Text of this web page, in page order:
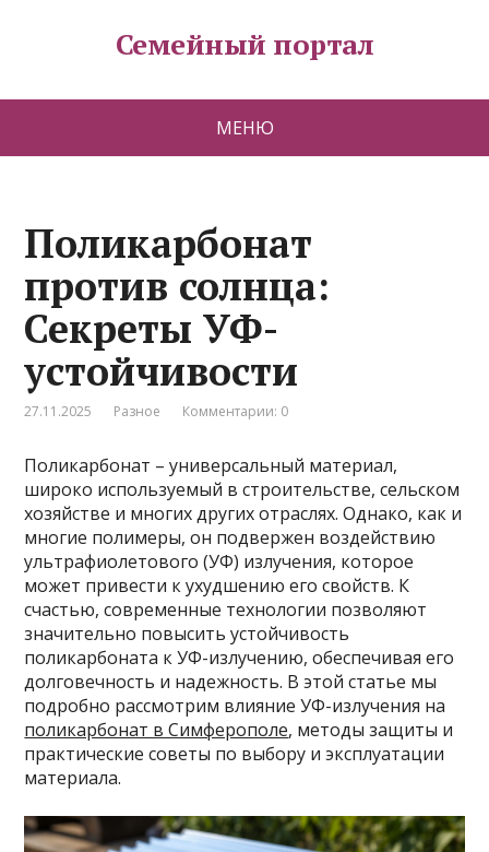
Семейный портал
МЕНЮ
Поликарбонат
против солнца:
Секреты УФ-
устойчивости
27.11.2025 Разное Комментарии: 0
Поликарбонат – универсальный материал,
широко используемый в строительстве, сельском
хозяйстве и многих других отраслях. Однако, как и
многие полимеры, он подвержен воздействию
ультрафиолетового (УФ) излучения, которое
может привести к ухудшению его свойств. К
счастью, современные технологии позволяют
значительно повысить устойчивость
поликарбоната к УФ-излучению, обеспечивая его
долговечность и надежность. В этой статье мы
подробно рассмотрим влияние УФ-излучения на
поликарбонат в Симферополе, методы защиты и
практические советы по выбору и эксплуатации
материала.